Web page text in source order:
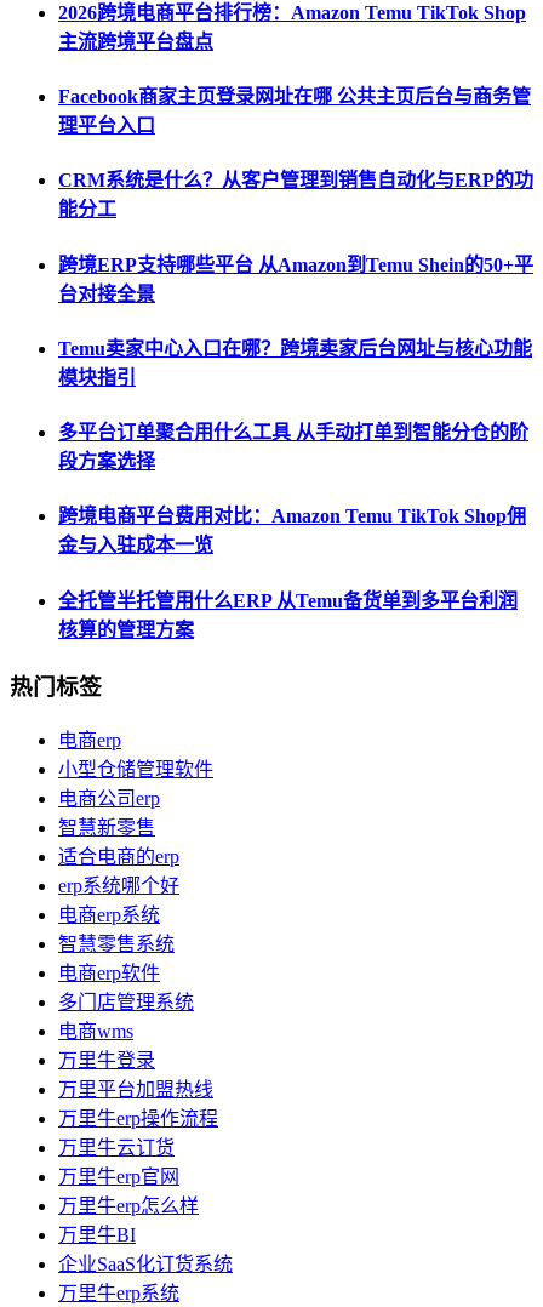
2026跨境电商平台排行榜：Amazon Temu TikTok Shop
主流跨境平台盘点
Facebook商家主页登录网址在哪 公共主页后台与商务管
理平台入口
CRM系统是什么？从客户管理到销售自动化与ERP的功
能分工
跨境ERP支持哪些平台 从Amazon到Temu Shein的50+平
台对接全景
Temu卖家中心入口在哪？跨境卖家后台网址与核心功能
模块指引
多平台订单聚合用什么工具 从手动打单到智能分仓的阶
段方案选择
跨境电商平台费用对比：Amazon Temu TikTok Shop佣
金与入驻成本一览
全托管半托管用什么ERP 从Temu备货单到多平台利润
核算的管理方案
热门标签
电商erp
小型仓储管理软件
电商公司erp
智慧新零售
适合电商的erp
erp系统哪个好
电商erp系统
智慧零售系统
电商erp软件
多门店管理系统
电商wms
万里牛登录
万里平台加盟热线
万里牛erp操作流程
万里牛云订货
万里牛erp官网
万里牛erp怎么样
万里牛BI
企业SaaS化订货系统
万里牛erp系统